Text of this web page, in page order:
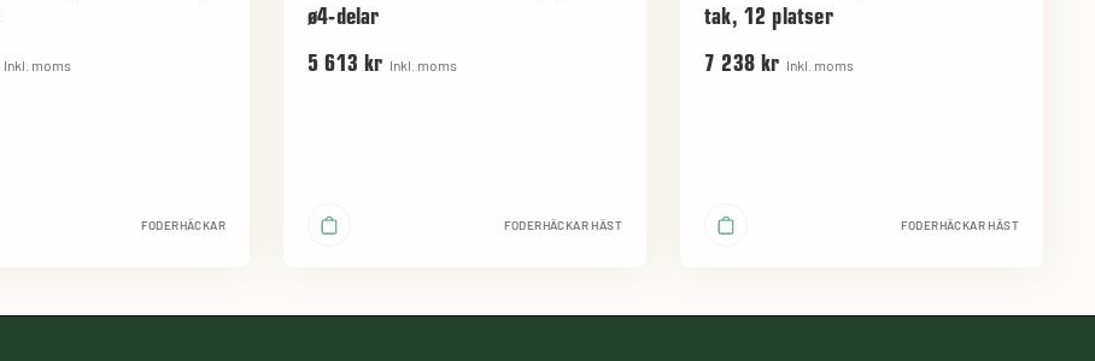
Inkl. moms
FODERHÄCKAR
ø4-delar
5 613 kr Inkl. moms
FODERHÄCKAR HÄST
tak, 12 platser
7 238 kr Inkl. moms
FODERHÄCKAR HÄST